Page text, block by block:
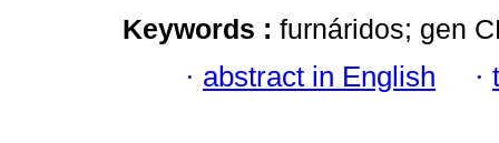
Keywords : furnáridos; gen
· abstract in English ·